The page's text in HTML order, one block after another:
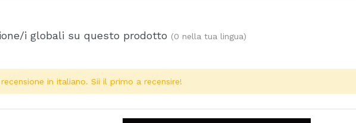
i globali su questo prodotto (0 nella tua lingua)
in italiano. Sii il primo a recensire!